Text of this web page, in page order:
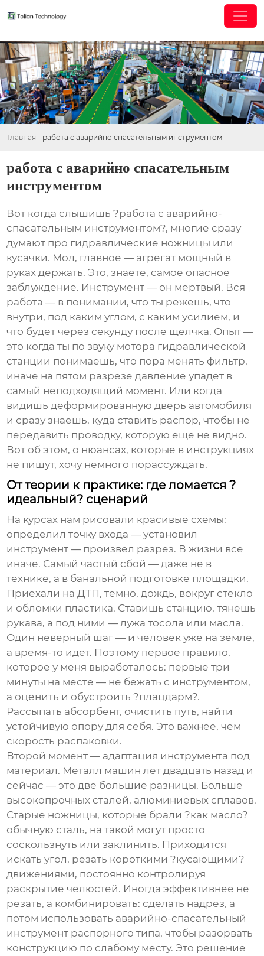
Главная - работа с аварийно спасательным инструментом
работа с аварийно спасательным
инструментом
Вот когда слышишь ?работа с аварийно-
спасательным инструментом?, многие сразу
думают про гидравлические ножницы или
кусачки. Мол, главное — агрегат мощный в
руках держать. Это, знаете, самое опасное
заблуждение. Инструмент — он мертвый. Вся
работа — в понимании, что ты режешь, что
внутри, под каким углом, с каким усилием, и
что будет через секунду после щелчка. Опыт —
это когда ты по звуку мотора гидравлической
станции понимаешь, что пора менять фильтр,
иначе на пятом разрезе давление упадет в
самый неподходящий момент. Или когда
видишь деформированную дверь автомобиля
и сразу знаешь, куда ставить распор, чтобы не
передавить проводку, которую еще не видно.
Вот об этом, о нюансах, которые в инструкциях
не пишут, хочу немного порассуждать.
От теории к практике: где ломается ?
идеальный? сценарий
На курсах нам рисовали красивые схемы:
определил точку входа — установил
инструмент — произвел разрез. В жизни все
иначе. Самый частый сбой — даже не в
технике, а в банальной подготовке площадки.
Приехали на ДТП, темно, дождь, вокруг стекло
и обломки пластика. Ставишь станцию, тянешь
рукава, а под ними — лужа тосола или масла.
Один неверный шаг — и человек уже на земле,
а время-то идет. Поэтому первое правило,
которое у меня выработалось: первые три
минуты на месте — не бежать с инструментом,
а оценить и обустроить ?плацдарм?.
Рассыпать абсорбент, очистить путь, найти
устойчивую опору для себя. Это важнее, чем
скорость распаковки.
Второй момент — адаптация инструмента под
материал. Металл машин лет двадцать назад и
сейчас — это две большие разницы. Больше
высокопрочных сталей, алюминиевых сплавов.
Старые ножницы, которые брали ?как масло?
обычную сталь, на такой могут просто
соскользнуть или заклинить. Приходится
искать угол, резать короткими ?кусающими?
движениями, постоянно контролируя
раскрытие челюстей. Иногда эффективнее не
резать, а комбинировать: сделать надрез, а
потом использовать аварийно-спасательный
инструмент распорного типа, чтобы разорвать
конструкцию по слабому месту. Это решение